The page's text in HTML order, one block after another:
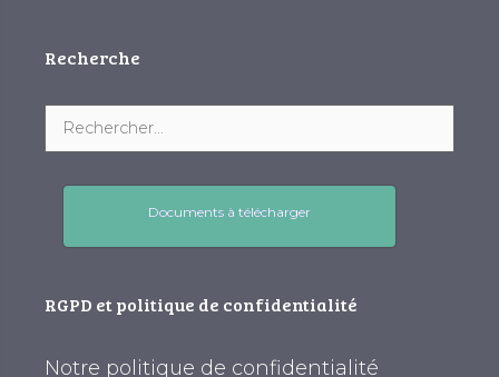
Recherche
Documents à télécharger
RGPD et politique de confidentialité
Notre politique de confidentialité